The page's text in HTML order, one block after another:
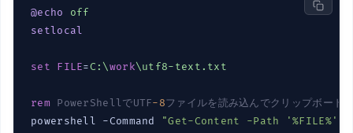
@echo
off
setlocal
set FILE=C:\work\utf8-text.txt
rem PowerShellでUTF-8ファイルを読み込んでクリップボード
powershell -Command
"Get-Content -Path '%FILE%'